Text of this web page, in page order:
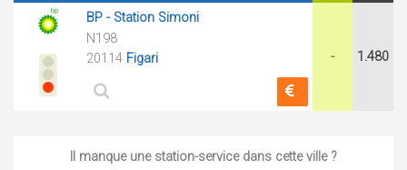
BP - Station Simoni
N198
20114 Figari - 1.480
Il manque une station-service dans cette ville ?